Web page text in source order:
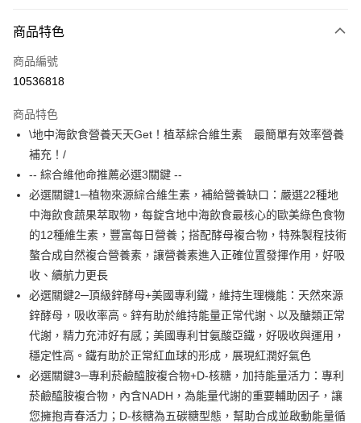
大哥付你分期
相關說明
【大哥付你分期使用說明】
2.付款方式選擇「大哥付你分期」，訂單成立後會自動跳轉到大哥付的交易
流程，驗證手機門號後，選擇欲分期的期數、繳款截止日，確認付款後即完
成交易。
3.實際核准額度、可分期數及費用金額請依後續交易確認頁面所載為準。
消。如遇「轉專審核」未通過狀況，表示未達大哥付你分期系統評分，恕無
法說明評估內容。
【繳款方式說明】
1.分期款項不併入電信帳單，「大哥付你分期」於每月結算日後寄送繳費提
醒簡訊。
2.透過簡訊連結打開帳單後，可選擇「超商條碼／台灣大直營門市／銀行轉
【注意事項】
1.本服務係由「台灣大哥大股份有限公司」（以下簡稱本公司）所提供，讓
用戶於交易時，得透過本服務購買商品或服務，並由商店將買賣／分期付款
買賣價金債權讓與本公司後，依約使用本公司帳單繳交帳款。
2.基於同意付款使用「大哥付你分期」之契約關係目的，商店將以您的個人
由本公司與您本人進行分期帳單所需資料之確認、核對及更正。
3.完整用戶服務條款，請詳閱以下連結：https://oppay.tw/userRule
AFTEE先享後付
相關說明
【關於「AFTEE先享後付」】
AFTEE先享後付是「在收到商品之後才付款」的支付方式。 讓您購物簡單
便利好安心！
１．簡單：不需註冊會員、不需綁卡、不需儲值。
３．安心：先確認商品／服務後，再付款。
【「AFTEE先享後付」結帳流程】
１．於結帳方式選擇「AFTEE先享後付」後，將跳轉至「AFTEE先享後付」
結帳頁面，進行簡訊認證並確認金額後，即可完成結帳。
２．訂單成立數日內，您將收到繳費通知簡訊。
ATM／網路銀行／等多元方式進行付款，方視為交易完成。
※ 請注意：結帳手續完成當下不需立刻繳費，但若您需要取消訂單，請聯絡
購買商品的店家。未經商家同意取消之訂單仍視為有效，需透過AFTEE先享
後付繳納相關費用。
※ 交易是否成功請以「AFTEE先享後付 」之結帳頁面顯示為準，若有關於
是否繳費成功／繳費後需取消欲退款等相關疑問，請聯繫「AFTEE先享後付
客戶支援中心」
https://netprotections.freshdesk.com/support/home
【注意事項】
Hami Point
相關說明
「Hami Point」為中華電信所提供之點數服務，可於會員專區綁定中華電信
會員帳號後，即可在購物車使用 Hami Point 折抵消費金額 (1點等於1元)。
ATM付款
運送方式
全家取貨付款
每筆NT$60，滿NT$699(含以上)免運費
每筆NT$60，滿NT$699(含以上)免運費
萊爾富取貨付款
每筆NT$60，滿NT$1,000(含以上)免運費
付款後萊爾富取貨
商品特色
商品編號
10536818
商品特色
\地中海飲食營養天天Get！植萃綜合維生素 最簡單有效率營養
補充！/
-- 綜合維他命推薦必選3關鍵 --
必選關鍵1─植物來源綜合維生素，補給營養缺口：嚴選22種地
中海飲食蔬果萃取物，每錠含地中海飲食最核心的歐美綠色食物
的12種維生素，豐富每日營養；搭配酵母複合物，特殊製程技術
螯合成自然複合營養素，讓營養素進入正確位置發揮作用，好吸
收、續航力更長
必選關鍵2─頂級鋅酵母+美國專利鐵，維持生理機能：天然來源
鋅酵母，吸收率高。鋅有助於維持能量正常代謝、以及醣類正常
代謝，精力充沛好有感；美國專利甘氨酸亞鐵，好吸收與運用，
穩定性高。鐵有助於正常紅血球的形成，展現紅潤好氣色
必選關鍵3─專利菸鹼醯胺複合物+D-核糖，加持能量活力：專利
菸鹼醯胺複合物，內含NADH，為能量代謝的重要輔助因子，讓
您擁抱青春活力；D-核糖為五碳糖型態，幫助合成並啟動能量循